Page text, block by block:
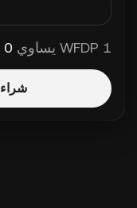
1 WFDP يساوي 0 USD
شراء WFDP (coin )